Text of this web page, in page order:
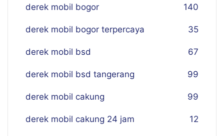
derek mobil bogor 140
derek mobil bogor terpercaya 35
derek mobil bsd 67
derek mobil bsd tangerang 99
derek mobil cakung 99
derek mobil cakung 24 jam 12